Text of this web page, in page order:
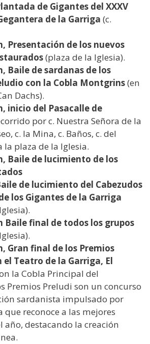
de Gigantes del XXXV
de la Garriga (c.
Presentación de los nuevos
(plaza de la Iglesia).
Baile de sardanas de los
con la Cobla Montgrins(en
Dachs).
inicio del Pasacalle de
por c. Nuestra Señora de la
c. la Mina, c. Baños, c. del
la plaza de la Iglesia.
Baile de lucimiento de los
de lucimiento del Cabezudos
los Gigantes de la Garriga
Baile final de todos los grupos
Gran final de los Premios
el Teatro de la Garriga, El
la Cobla Principal del
Premios Preludi son un concurso
sardanista impulsado por
que reconoce a las mejores
año, destacando la creación